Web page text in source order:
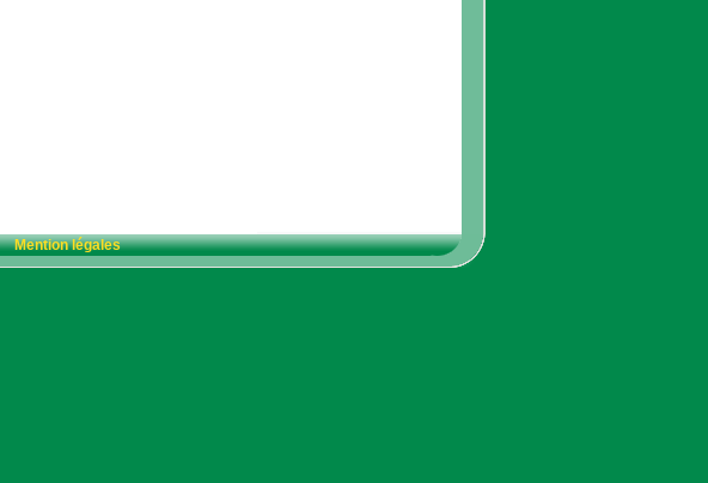
Mention légales